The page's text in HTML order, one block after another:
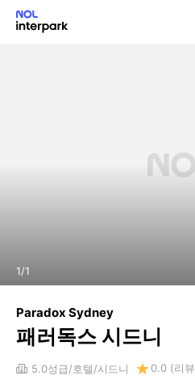
1/1
Paradox Sydney
패러독스 시드니
5.0성급 호텔 시드니 0.0 (리뷰